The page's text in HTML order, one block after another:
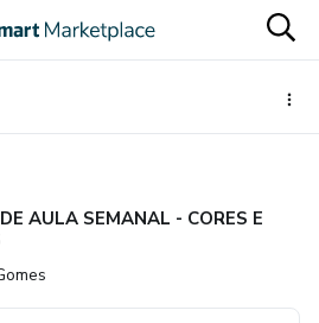
AULA SEMANAL - CORES E